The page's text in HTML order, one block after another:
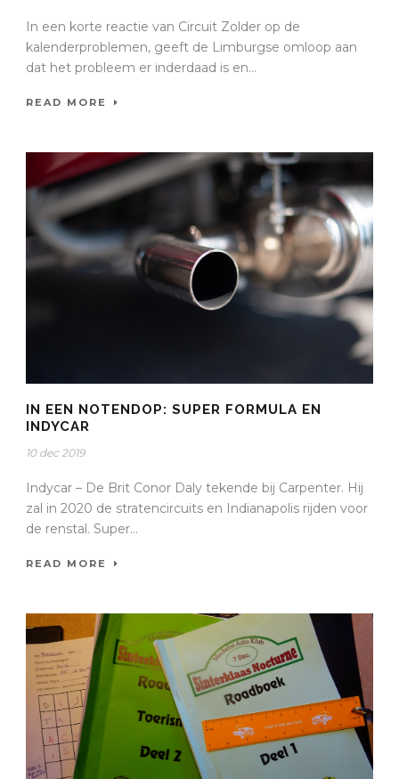
In een korte reactie van Circuit Zolder op de
kalenderproblemen, geeft de Limburgse omloop aan
dat het probleem er inderdaad is en...
READ MORE
IN EEN NOTENDOP: SUPER FORMULA EN
INDYCAR
10 dec 2019
Indycar – De Brit Conor Daly tekende bij Carpenter. Hij
zal in 2020 de stratencircuits en Indianapolis rijden voor
de renstal. Super...
READ MORE